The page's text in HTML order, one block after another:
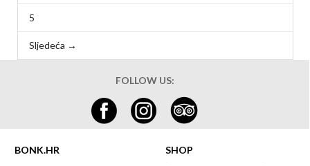
5
Sljedeća →
FOLLOW US:
BONK.HR
SHOP